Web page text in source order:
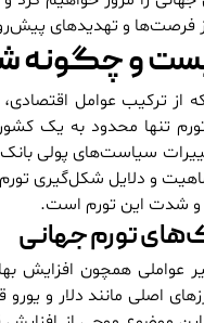
و تهدیدهای
و
از ترکیب عوامل
تنها محدود به یک
سیاست‌های پولی
و دلایل شکل‌گیری تورم
و شدت این تورم است.
تورم جهانی
عواملی همچون افزایش
اصلی مانند دلار و